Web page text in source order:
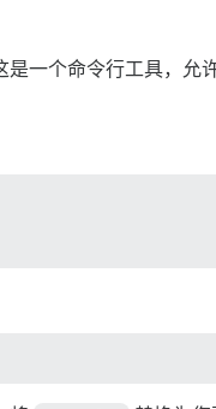
一个命令行工具，允